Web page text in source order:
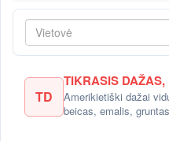
Vietovė
TD
TIKRASIS DAŽAS,
Amerikietiški dažai
beicas, emalis, gruntas